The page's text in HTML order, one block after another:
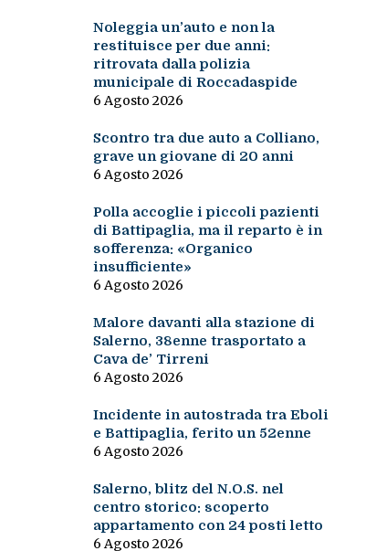
Noleggia un’auto e non la
restituisce per due anni:
ritrovata dalla polizia
municipale di Roccadaspide
6 Agosto 2026
Scontro tra due auto a Colliano,
grave un giovane di 20 anni
6 Agosto 2026
Polla accoglie i piccoli pazienti
di Battipaglia, ma il reparto è in
sofferenza: «Organico
insufficiente»
6 Agosto 2026
Malore davanti alla stazione di
Salerno, 38enne trasportato a
Cava de’ Tirreni
6 Agosto 2026
Incidente in autostrada tra Eboli
e Battipaglia, ferito un 52enne
6 Agosto 2026
Salerno, blitz del N.O.S. nel
centro storico: scoperto
appartamento con 24 posti letto
6 Agosto 2026